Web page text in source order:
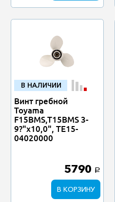
В НАЛИЧИИ
Винт гребной
Toyama
F15BMS,T15BMS 3-
9?"х10,0", TE15-
04020000
5790 a
В КОРЗИНУ